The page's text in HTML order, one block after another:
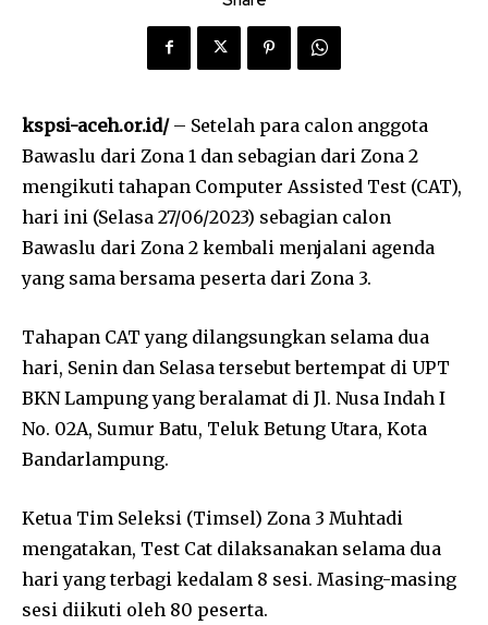
kspsi-aceh.or.id/– Setelah para calon anggota
Bawaslu dari Zona 1 dan sebagian dari Zona 2
mengikuti tahapan Computer Assisted Test (CAT),
hari ini (Selasa 27/06/2023) sebagian calon
Bawaslu dari Zona 2 kembali menjalani agenda
yang sama bersama peserta dari Zona 3.
Tahapan CAT yang dilangsungkan selama dua
hari, Senin dan Selasa tersebut bertempat di UPT
BKN Lampung yang beralamat di Jl. Nusa Indah I
No. 02A, Sumur Batu, Teluk Betung Utara, Kota
Bandarlampung.
Ketua Tim Seleksi (Timsel) Zona 3 Muhtadi
mengatakan, Test Cat dilaksanakan selama dua
hari yang terbagi kedalam 8 sesi. Masing-masing
sesi diikuti oleh 80 peserta.